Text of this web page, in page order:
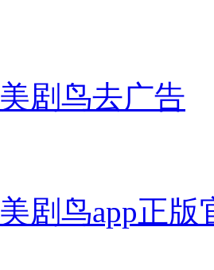
美剧鸟去广告
美剧鸟app正版